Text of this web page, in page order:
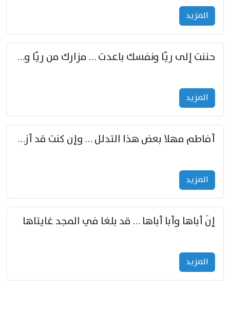
المزید
حننت إلى ريّا ونفسك باعدت … مزارك من ريّا وشعباكما معا
المزید
أفاطم مهلا بعض هذا التدلل … وإن كنت قد أزمعت صرمي فأجملي
المزید
إنّ أباها وأبا أباها … قد بلغا في المجد غايتاها
المزید